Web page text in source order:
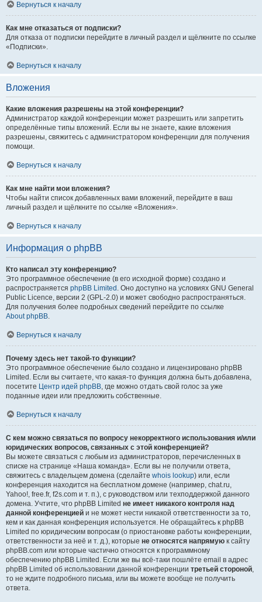
Вернуться к началу
Как мне отказаться от подписки?
Для отказа от подписки перейдите в личный раздел и щёлкните по ссылке
«Подписки».
Вернуться к началу
Вложения
Какие вложения разрешены на этой конференции?
Администратор каждой конференции может разрешить или запретить
определённые типы вложений. Если вы не знаете, какие вложения
разрешены, свяжитесь с администратором конференции для получения
помощи.
Вернуться к началу
Как мне найти мои вложения?
Чтобы найти список добавленных вами вложений, перейдите в ваш
личный раздел и щёлкните по ссылке «Вложения».
Вернуться к началу
Информация о phpBB
Кто написал эту конференцию?
Это программное обеспечение (в его исходной форме) создано и
распространяется phpBB Limited . Оно доступно на условиях GNU General
Public Licence, версии 2 (GPL-2.0) и может свободно распространяться.
Для получения более подробных сведений перейдите по ссылке
About phpBB.
Вернуться к началу
Почему здесь нет такой-то функции?
Это программное обеспечение было создано и лицензировано phpBB
Limited. Если вы считаете, что какая-то функция должна быть добавлена,
посетите Центр идей phpBB, где можно отдать свой голос за уже
поданные идеи или предложить собственные.
Вернуться к началу
С кем можно связаться по вопросу некорректного использования и/или
юридических вопросов, связанных с этой конференцией?
Вы можете связаться с любым из администраторов, перечисленных в
списке на странице «Наша команда». Если вы не получили ответа,
свяжитесь с владельцем домена (сделайте whois lookup) или, если
конференция находится на бесплатном домене (например, chat.ru,
Yahoo!, free.fr, f2s.com и т. п.), с руководством или техподдержкой данного
домена. Учтите, что phpBB Limited не имеет никакого контроля над
данной конференцией и не может нести никакой ответственности за то,
кем и как данная конференция используется. Не обращайтесь к phpBB
Limited по юридическим вопросам (о приостановке работы конференции,
ответственности за неё и т. д.), которые не относятся напрямую к сайту
phpBB.com или которые частично относятся к программному
обеспечению phpBB Limited. Если же вы всё-таки пошлёте email в адрес
phpBB Limited об использовании данной конференции третьей стороной,
то не ждите подробного письма, или вы можете вообще не получить
ответа.